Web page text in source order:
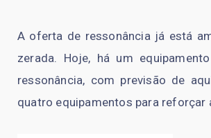
A oferta de ressonância já está
zerada. Hoje, há um
ressonância, com previsão de
quatro equipamentos para reforçar